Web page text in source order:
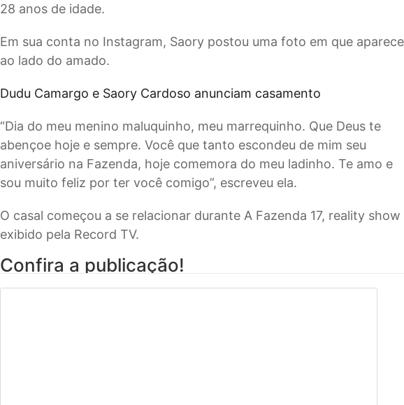
28 anos de idade.
Em sua conta no Instagram, Saory postou uma foto em que aparece
ao lado do amado.
Dudu Camargo e Saory Cardoso anunciam casamento
“Dia do meu menino maluquinho, meu marrequinho. Que Deus te
abençoe hoje e sempre. Você que tanto escondeu de mim seu
aniversário na Fazenda, hoje comemora do meu ladinho. Te amo e
sou muito feliz por ter você comigo”, escreveu ela.
O casal começou a se relacionar durante A Fazenda 17, reality show
exibido pela Record TV.
Confira a publicação!